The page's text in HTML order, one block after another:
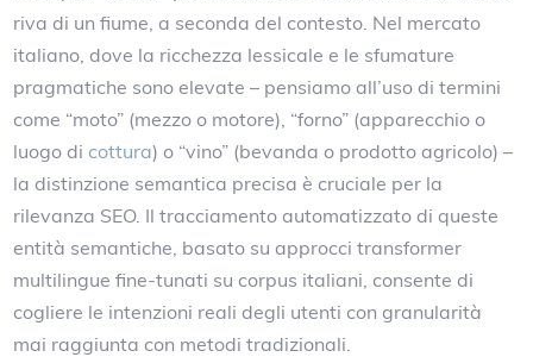
riva di un fiume, a seconda del contesto. Nel mercato
italiano, dove la ricchezza lessicale e le sfumature
pragmatiche sono elevate – pensiamo all’uso di termini
come “moto” (mezzo o motore), “forno” (apparecchio o
luogo di cottura) o “vino” (bevanda o prodotto agricolo) –
la distinzione semantica precisa è cruciale per la
rilevanza SEO. Il tracciamento automatizzato di queste
entità semantiche, basato su approcci transformer
multilingue fine-tunati su corpus italiani, consente di
cogliere le intenzioni reali degli utenti con granularità
mai raggiunta con metodi tradizionali.